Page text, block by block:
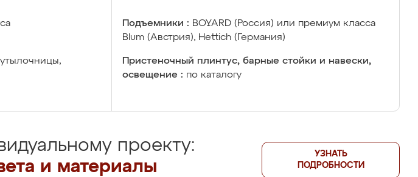
Подъемники : BOYARD (Россия) или премиум класса
Blum (Австрия), Hettich (Германия)
Пристеночный плинтус, барные стойки и навески,
освещение : по каталогу
проекту:
и материалы
УЗНАТЬ
ПОДРОБНОСТИ